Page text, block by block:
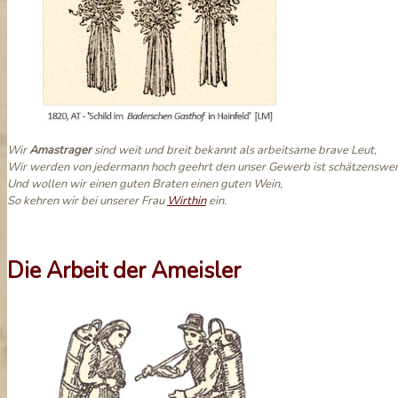
WirAmastragersind weit und breit bekannt als arbeitsame brave Leut,
Wir werden von jedermann hoch geehrt den unser Gewerb ist
Und wollen wir einen guten Braten einen guten Wein,
So kehren wir bei unserer Frau Wirthinein.
Die Arbeit der Ameisler